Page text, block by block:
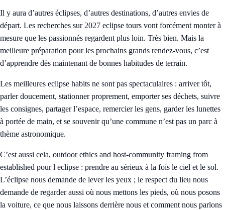
Il y aura d’autres éclipses, d’autres destinations, d’autres envies de
départ. Les recherches sur 2027 eclipse tours vont forcément monter à
mesure que les passionnés regardent plus loin. Très bien. Mais la
meilleure préparation pour les prochains grands rendez-vous, c’est
d’apprendre dès maintenant de bonnes habitudes de terrain.
Les meilleures eclipse habits ne sont pas spectaculaires : arriver tôt,
parler doucement, stationner proprement, emporter ses déchets, suivre
les consignes, partager l’espace, remercier les gens, garder les lunettes
à portée de main, et se souvenir qu’une commune n’est pas un parc à
thème astronomique.
C’est aussi cela, outdoor ethics and host-community framing from
established pour l eclipse : prendre au sérieux à la fois le ciel et le sol.
L’éclipse nous demande de lever les yeux ; le respect du lieu nous
demande de regarder aussi où nous mettons les pieds, où nous posons
la voiture, ce que nous laissons derrière nous et comment nous parlons